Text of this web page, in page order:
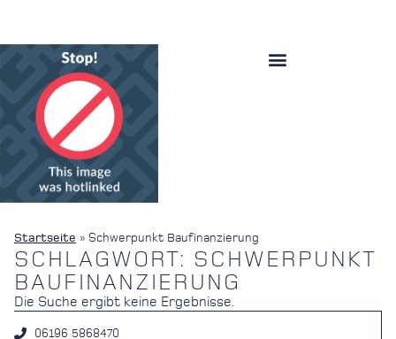
Startseite » Schwerpunkt Baufinanzierung
SCHLAGWORT: SCHWERPUNKT
BAUFINANZIERUNG
Die Suche ergibt keine Ergebnisse.
06196 5868470